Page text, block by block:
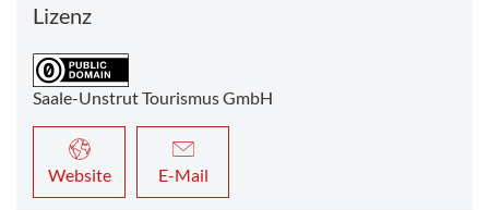
Lizenz
Saale-Unstrut Tourismus GmbH
Website E-Mail